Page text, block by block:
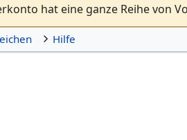
hat eine ganze Reihe von
Hilfe